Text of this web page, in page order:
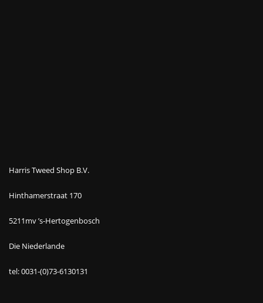
Harris Tweed Shop B.V.
Hinthamerstraat 170
5211mv ’s-Hertogenbosch
Die Niederlande
tel: 0031-(0)73-6130131